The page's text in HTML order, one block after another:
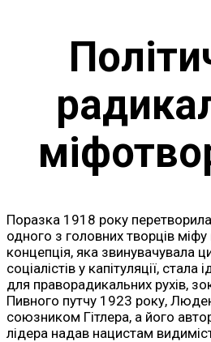
Поразка 1918 року
одного з головних творців
концепція, яка звинувачувала
соціалістів у капітуляції,
для праворадикальних рухів,
Пивного путчу 1923 року,
союзником Гітлера, а його
лідера надав нацистам